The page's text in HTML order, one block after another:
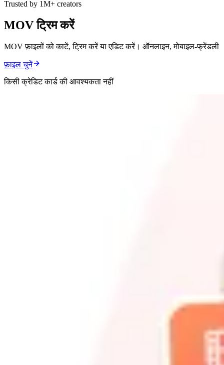
Trusted by 1M+ creators
MOV ट्रिम करें
MOV फ़ाइलों को काटें, ट्रिम करें या एडिट करें। ऑनलाइन, मोबाइल-फ्रेंडली
फ़ाइल चुनें
किसी क्रेडिट कार्ड की आवश्यकता नहीं